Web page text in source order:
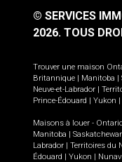
© SERVICES
2026. TOUS
Trouver une maison
Britannique | Manitoba |
Neuve-et-Labrador |
Prince-Édouard | Yukon |
Maisons à louer -
Manitoba |
Labrador | Territoires du
Édouard | Yukon |